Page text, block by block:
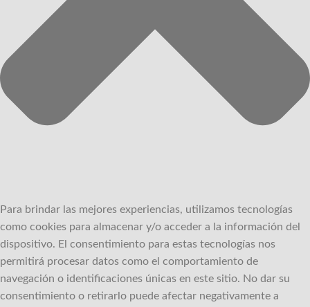
Para brindar las mejores experiencias, utilizamos tecnologías
como cookies para almacenar y/o acceder a la información del
dispositivo. El consentimiento para estas tecnologías nos
permitirá procesar datos como el comportamiento de
navegación o identificaciones únicas en este sitio. No dar su
consentimiento o retirarlo puede afectar negativamente a